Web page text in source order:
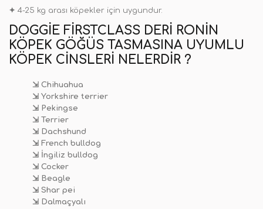
✦ 4-25 kg arası köpekler için uygundur.
DOGGIE FIRSTCLASS DERI RONIN
KÖPEK GÖĞÜS TASMASINA UYUMLU
KÖPEK CINSLERI NELERDIR ?
⇲ Chihuahua
⇲ Yorkshire terrier
⇲ Pekingse
⇲ Terrier
⇲ Dachshund
⇲ French bulldog
⇲ İngiliz bulldog
⇲ Cocker
⇲ Beagle
⇲ Shar pei
⇲ Dalmaçyalı